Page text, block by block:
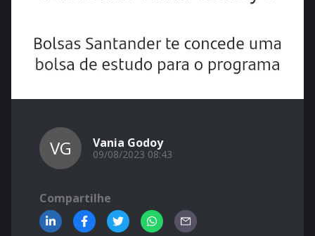
VG Vania Godoy
09/08/2023 08:43
Compartilhe